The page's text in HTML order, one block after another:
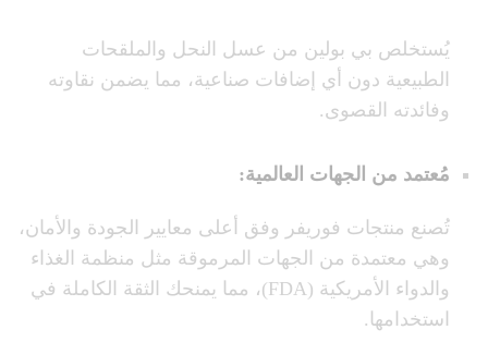
يُستخلص بي بولين من عسل النحل والملقحات
الطبيعية دون أي إضافات صناعية، مما يضمن نقاوته
وفائدته القصوى.
مُعتمد من الجهات العالمية:
تُصنع منتجات فوريفر وفق أعلى معايير الجودة والأمان،
وهي معتمدة من الجهات المرموقة مثل منظمة الغذاء
والدواء الأمريكية (FDA)، مما يمنحك الثقة الكاملة في
استخدامها.